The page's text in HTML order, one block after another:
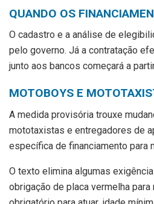
QUANDO OS
O cadastro e a análise de
pelo governo. Já a contratação
junto aos bancos começará a
MOTOBOYS E
A medida provisória trouxe
mototaxistas e entregadores de
específica de financiamento para
O texto elimina algumas
obrigação de placa vermelha